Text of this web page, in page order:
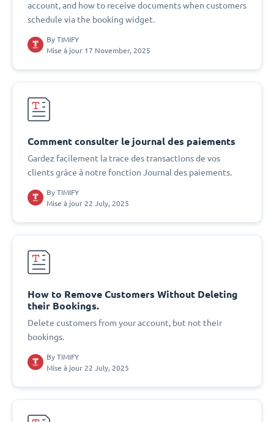
account, and how to receive documents when customers
schedule via the booking widget.
By TIMIFY
Mise à jour 17 November, 2025
Comment consulter le journal des paiements
Gardez facilement la trace des transactions de vos
clients grâce à notre fonction Journal des paiements.
By TIMIFY
Mise à jour 22 July, 2025
How to Remove Customers Without Deleting
their Bookings.
Delete customers from your account, but not their
bookings.
By TIMIFY
Mise à jour 22 July, 2025